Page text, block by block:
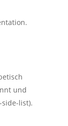
und
list).